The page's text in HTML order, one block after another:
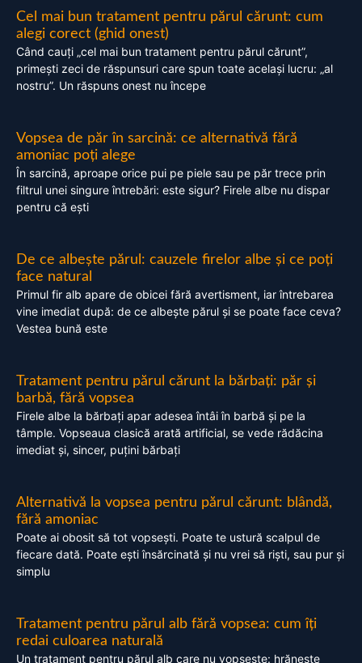
Cel mai bun tratament pentru părul cărunt: cum
alegi corect (ghid onest)
Când cauți „cel mai bun tratament pentru părul cărunt”,
primești zeci de răspunsuri care spun toate același lucru: „al
nostru”. Un răspuns onest nu începe
Vopsea de păr în sarcină: ce alternativă fără
amoniac poți alege
În sarcină, aproape orice pui pe piele sau pe păr trece prin
filtrul unei singure întrebări: este sigur? Firele albe nu dispar
pentru că ești
De ce albește părul: cauzele firelor albe și ce poți
face natural
Primul fir alb apare de obicei fără avertisment, iar întrebarea
vine imediat după: de ce albește părul și se poate face ceva?
Vestea bună este
Tratament pentru părul cărunt la bărbați: păr și
barbă, fără vopsea
Firele albe la bărbați apar adesea întâi în barbă și pe la
tâmple. Vopseaua clasică arată artificial, se vede rădăcina
imediat și, sincer, puțini bărbați
Alternativă la vopsea pentru părul cărunt: blândă,
fără amoniac
Poate ai obosit să tot vopsești. Poate te ustură scalpul de
fiecare dată. Poate ești însărcinată și nu vrei să riști, sau pur și
simplu
Tratament pentru părul alb fără vopsea: cum îți
redai culoarea naturală
Un tratament pentru părul alb care nu vopsește: hrănește